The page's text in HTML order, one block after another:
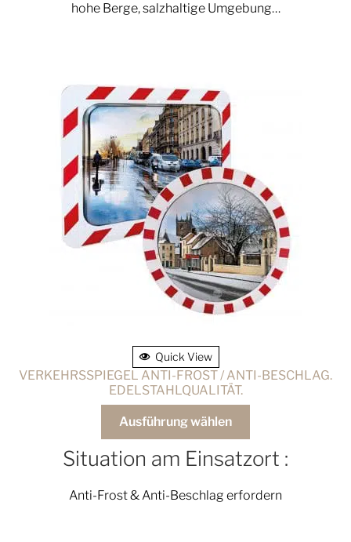
hohe Berge, salzhaltige Umgebung…
Quick View
VERKEHRSSPIEGEL ANTI-FROST / ANTI-BESCHLAG.
EDELSTAHLQUALITÄT.
Ausführung wählen
Situation am Einsatzort :
Anti-Frost & Anti-Beschlag erfordern